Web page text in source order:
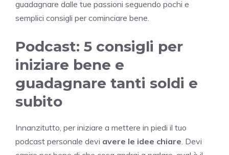
guadagnare dalle tue passioni seguendo pochi e
semplici consigli per cominciare bene.
Podcast: 5 consigli per
iniziare bene e
guadagnare tanti soldi e
subito
Innanzitutto, per iniziare a mettere in piedi il tuo
podcast personale devi avere le idee chiare . Devi